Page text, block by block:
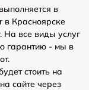
выполняется в
в Красноярске
На все виды услуг
гарантию - мы в
стоить на
сайте через